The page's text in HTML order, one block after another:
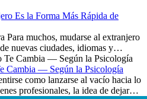
Es la Forma Más Rápida de
muchos, mudarse al extranjero
nuevas ciudades, idiomas y
Cambia — Según la Psicología
como lanzarse al vacío hacia lo
profesionales, la idea de dejar